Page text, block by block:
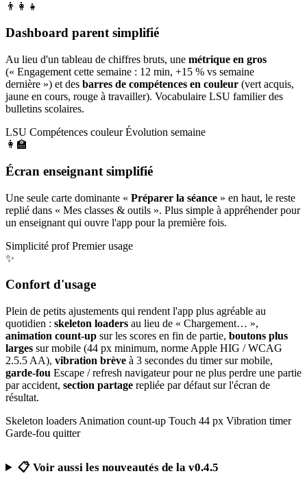
👨‍👩‍👧
Dashboard parent simplifié
Au lieu d'un tableau de chiffres bruts, une métrique en gros
(« Engagement cette semaine : 12 min, +15 % vs semaine
dernière ») et des barres de compétences en couleur (vert acquis,
jaune en cours, rouge à travailler). Vocabulaire LSU familier des
bulletins scolaires.
LSU Compétences couleur Évolution semaine
👩‍🏫
Écran enseignant simplifié
Une seule carte dominante « Préparer la séance » en haut, le reste
replié dans « Mes classes & outils ». Plus simple à appréhender pour
un enseignant qui ouvre l'app pour la première fois.
Simplicité prof Premier usage
✨
Confort d'usage
Plein de petits ajustements qui rendent l'app plus agréable au
quotidien : skeleton loaders au lieu de « Chargement… »,
animation count-up sur les scores en fin de partie, boutons plus
larges sur mobile (44 px minimum, norme Apple HIG / WCAG
2.5.5 AA), vibration brève à 3 secondes du timer sur mobile,
garde-fou Escape / refresh navigateur pour ne plus perdre une partie
par accident, section partage repliée par défaut sur l'écran de
résultat.
Skeleton loaders Animation count-up Touch 44 px Vibration timer
Garde-fou quitter
📋 Voir aussi les nouveautés de la v0.4.5